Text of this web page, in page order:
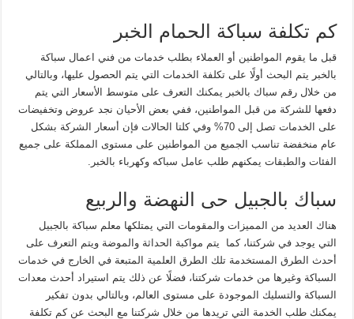
كم تكلفة سباكة الحمام الخبر
قبل ما يقوم المواطنين أو العملاء بطلب خدمات من فني اعمال سباكة
بالخبر يتم البحث أولًا على تكلفة الخدمات التي يتم الحصول عليها، وبالتالي
من خلال رقم سباك بالخبر يمكنك التعرف على متوسط الأسعار التي يتم
دفعها للشركة من قبل المواطنين، ففي بعض الأحيان نجد عروض وتخفيضات
على الخدمات تصل إلى 70% وفي كلتا الحالات فإن أسعار الشركة بشكل
عام منخفضة تناسب الجميع من المواطنين على مستوى المملكة على جميع
الفئات والطبقات يمكنهم طلب عامل سباكه وكهرباء بالخبر.
سباك بالجبيل حى النهضة والربيع
هناك العديد من المميزات والمقومات التي يمتلكها معلم سباكة بالجبيل
التي يوجد في شركتنا، كما يتم مواكبة الحداثة والموضة ويتم التعرف على
أحدث الطرق المستخدمة تلك الطرق العلمية المتبعة في الخارج في خدمات
السباكة وغيرها من خدمات شركتنا، فضلًا عن ذلك يتم استيراد أحدث معدات
السباكة والتسليك الموجودة على مستوى العالم، وبالتالي بدون تفكير
يمكنك طلب الخدمة التي تريدها من خلال شركتنا مع البحث عن كم تكلفة